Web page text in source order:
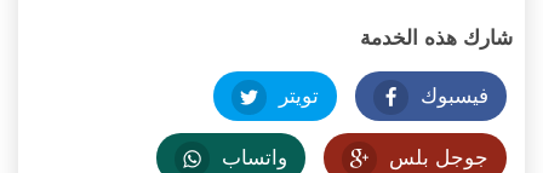
شارك هذه الخدمة
فيسبوك تويتر
جوجل بلس واتساب